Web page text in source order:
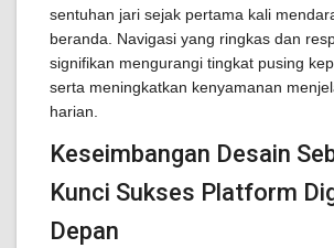
sentuhan jari sejak pertama kali
beranda. Navigasi yang ringkas dan
signifikan mengurangi tingkat pusing
serta meningkatkan kenyamanan
harian.
Keseimbangan Desain
Kunci Sukses Platform
Depan